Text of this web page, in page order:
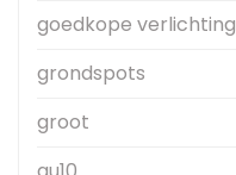
goedkope verlichting
grondspots
groot